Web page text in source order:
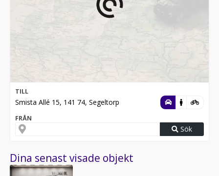
TILL
Smista Allé 15, 141 74, Segeltorp
FRÅN
Sök
Dina senast visade objekt